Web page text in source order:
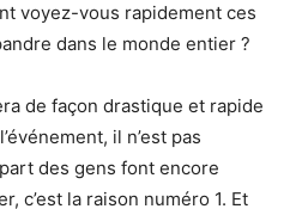
voyez-vous rapidement ces
dans le monde entier ?
de façon drastique et rapide
il n’est pas
des gens font encore
c’est la raison numéro 1. Et